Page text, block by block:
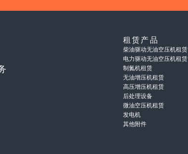
租赁产品
柴油驱动无油空压机租赁
电力驱动无油空压机租赁
制氮机租赁
无油增压机租赁
高压增压机租赁
后处理设备
微油空压机租赁
发电机
其他附件